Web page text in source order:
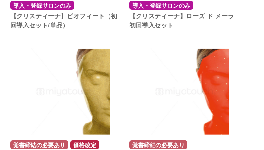
導入・登録サロンのみ
【クリスティーナ】ビオフィート（初
回導入セット/単品）
導入・登録サロンのみ
【クリスティーナ】ローズ ド メーラ
初回導入セット
覚書締結の必要あり
価格改定
覚書締結の必要あり